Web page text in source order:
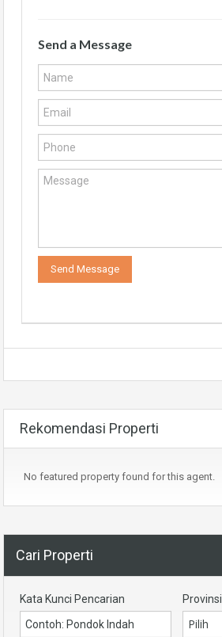
Send a Message
Rekomendasi Properti
No featured property found for this agent.
Cari Properti
Kata Kunci Pencarian Provinsi
Pilih